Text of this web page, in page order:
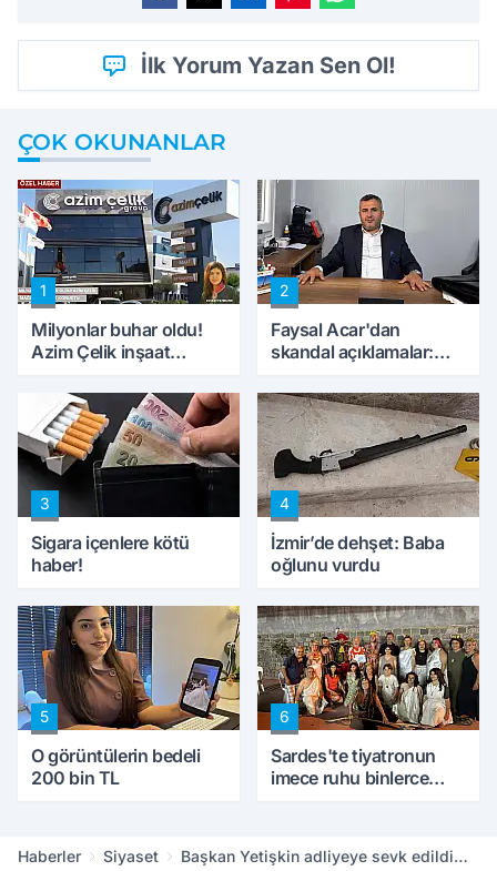
İlk Yorum Yazan Sen Ol!
ÇOK OKUNANLAR
1
Milyonlar buhar oldu!
Azim Çelik inşaat
konuştu
2
Faysal Acar'dan
skandal açıklamalar:
peynircilerimizi de
kıskaca aldı, müdahale
ettik'
3
Sigara içenlere kötü
haber!
4
İzmir’de dehşet: Baba
oğlunu vurdu
5
O görüntülerin bedeli
200 bin TL
6
Sardes'te tiyatronun
imece ruhu binlerce
Haberler Siyaset
Başkan Yetişkin adliyeye sevk edildi